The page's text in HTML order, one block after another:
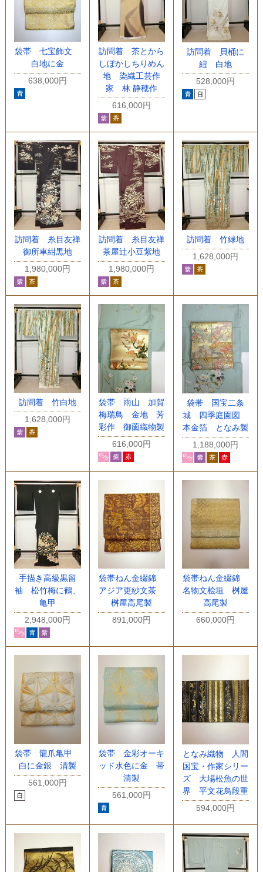
袋帯 七宝飾文
白地に金
638,000円
訪問着 茶とから
しぼかしちりめん
地 染織工芸作
家 林 静穂作
616,000円
訪問着 貝桶に
紐 白地
528,000円
訪問着 糸目友禅
御所車紺黒地
1,980,000円
訪問着 糸目友禅
茶屋辻小豆紫地
1,980,000円
訪問着 竹緑地
1,628,000円
訪問着 竹白地
1,628,000円
袋帯 雨山 加賀
梅瑞鳥 金地 芳
彩作 御薗織物製
616,000円
袋帯 国宝二条
城 四季庭園図
本金箔 となみ製
1,188,000円
手描き高級黒留
袖 松竹梅に鶴、
亀甲
2,948,000円
袋帯ねん金綴錦
アジア更紗文茶
桝屋高尾製
891,000円
袋帯ねん金綴錦
名物文桧垣 桝屋
高尾製
660,000円
袋帯 龍爪亀甲
白に金銀 清製
561,000円
袋帯 金彩オーキ
ッド水色に金 帯
清製
561,000円
となみ織物 人間
国宝・作家シリー
ズ 大場松魚の世
界 平文花鳥段重
594,000円